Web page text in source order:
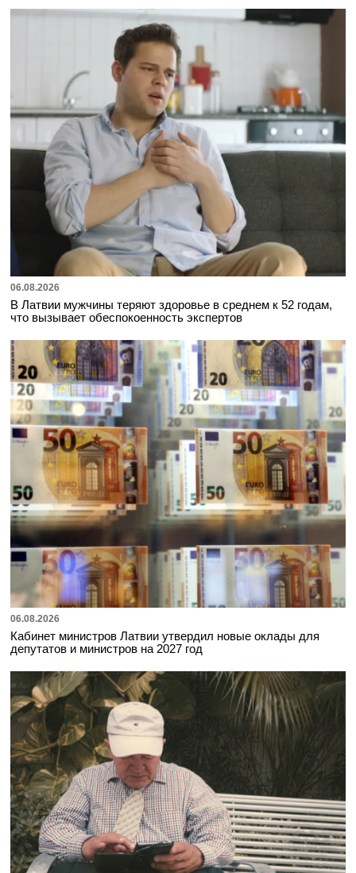
06.08.2026
В Латвии мужчины теряют здоровье в среднем к 52 годам,
что вызывает обеспокоенность экспертов
06.08.2026
Кабинет министров Латвии утвердил новые оклады для
депутатов и министров на 2027 год